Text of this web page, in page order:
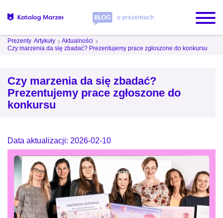
o prezentach
Prezenty Artykuły
Aktualności
Czy marzenia da się zbadać? Prezentujemy prace zgłoszone do konkursu
Czy marzenia da się zbadać?
Prezentujemy prace zgłoszone do
konkursu
Data aktualizacji: 2026-02-10